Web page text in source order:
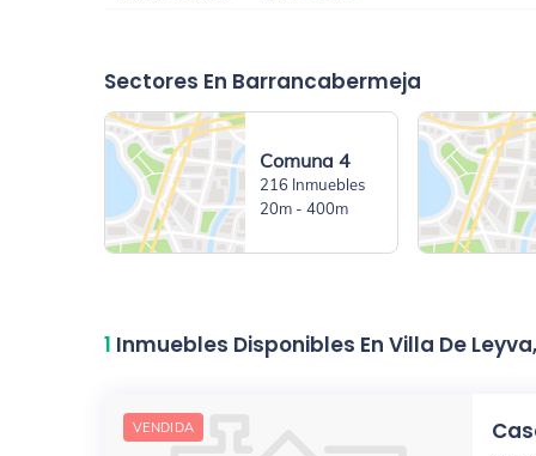
Sectores En Barrancabermeja
Comuna 4
216 Inmuebles
20m - 400m
1 Inmuebles Disponibles En Villa De
VENDIDA